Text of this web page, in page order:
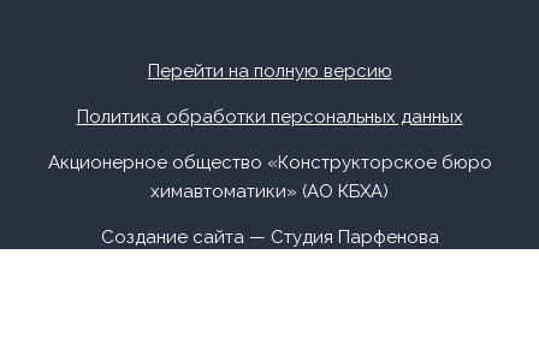
Перейти на полную версию
Политика обработки персональных данных
Акционерное общество «Конструкторское бюро
химавтоматики» (АО КБХА)
Создание сайта — Студия Парфенова